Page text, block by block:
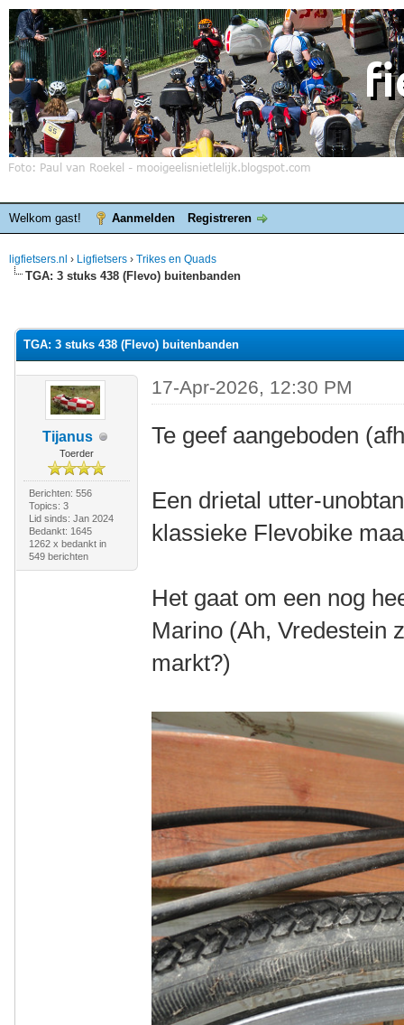
Welkom gast! Aanmelden Registreren
ligfietsers.nl › Ligfietsers › Trikes en Quads
TGA: 3 stuks 438 (Flevo) buitenbanden
TGA: 3 stuks 438 (Flevo) buitenbanden
Tijanus
Toerder
Berichten: 556
Topics: 3
Lid sinds: Jan 2024
Bedankt: 1645
1262 x bedankt in
549 berichten
17-Apr-2026, 12:30 PM
Te geef aangeboden
Een drietal utter-
klassieke Flevobike
Het gaat om een nog
Marino (Ah, Vredestein
markt?)